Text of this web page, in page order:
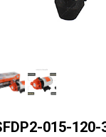
015-120-